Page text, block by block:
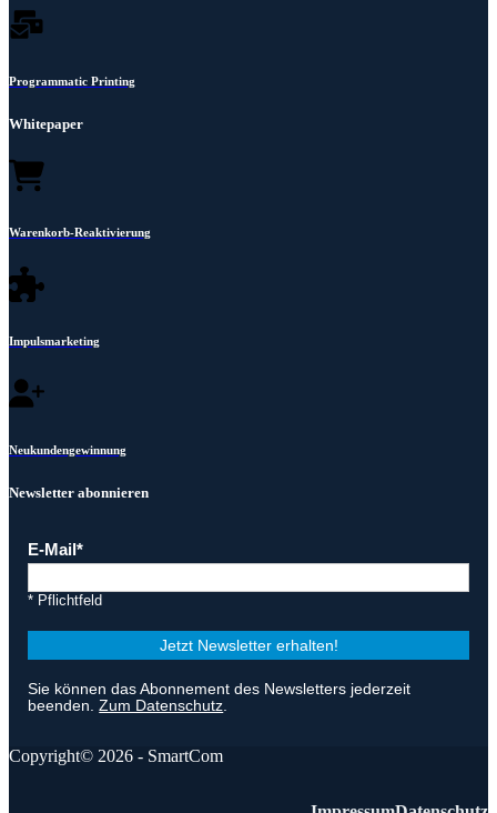
Programmatic Printing
Whitepaper
Warenkorb-Reaktivierung
Impulsmarketing
Neukundengewinnung
Newsletter abonnieren
E-Mail
* Pflichtfeld
Jetzt Newsletter erhalten!
Sie können das Abonnement des Newsletters jederzeit
beenden.Zum Datenschutz
Copyright© 2026 - SmartCom